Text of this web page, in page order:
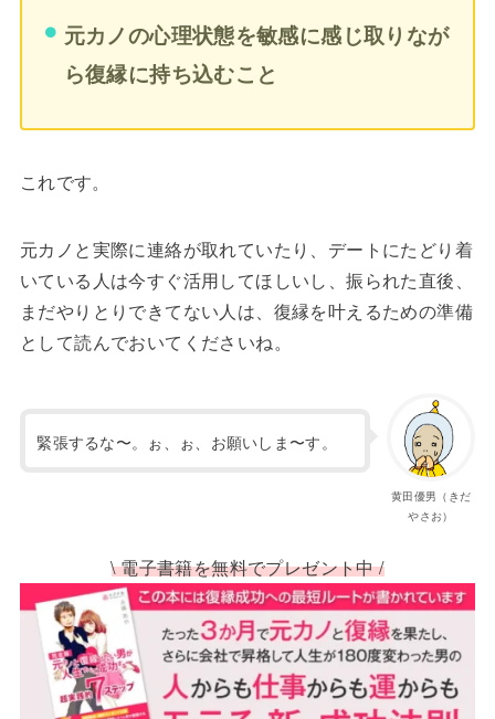
元カノの心理状態を敏感に感じ取りなが
ら復縁に持ち込むこと
これです。
元カノと実際に連絡が取れていたり、デートにたどり着
いている人は今すぐ活用してほしいし、振られた直後、
まだやりとりできてない人は、復縁を叶えるための準備
として読んでおいてくださいね。
黄田優男（きだ
やさお）
緊張するな〜。ぉ、ぉ、お願いしま〜す。
\ 電子書籍を無料でプレゼント中 /